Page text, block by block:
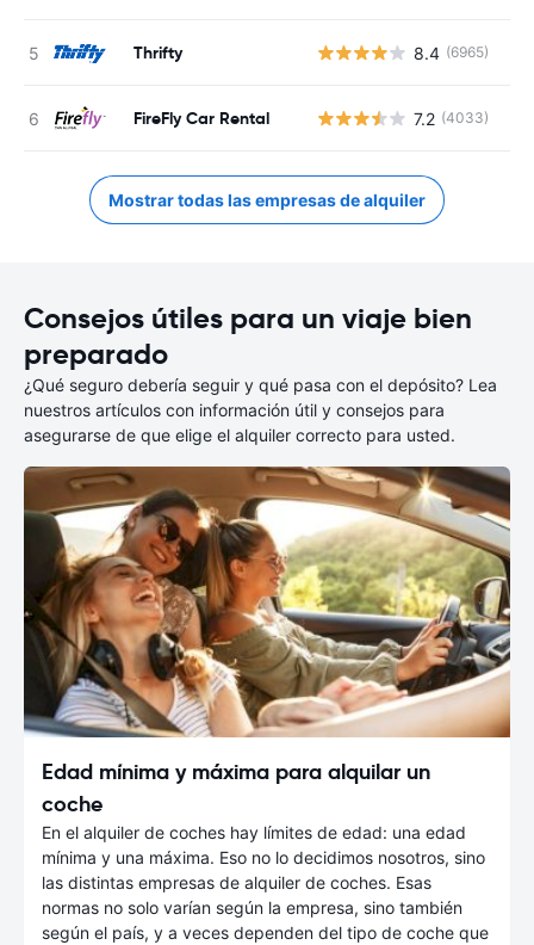
Thrifty 8.4 (6965)
FireFly Car Rental 7.2 (4033)
Mostrar todas las empresas de alquiler
Consejos útiles para un viaje bien
preparado
¿Qué seguro debería seguir y qué pasa con el depósito? Lea
nuestros artículos con información útil y consejos para
asegurarse de que elige el alquiler correcto para usted.
Edad mínima y máxima para alquilar un
coche
En el alquiler de coches hay límites de edad: una edad
mínima y una máxima. Eso no lo decidimos nosotros, sino
las distintas empresas de alquiler de coches. Esas
normas no solo varían según la empresa, sino también
según el país, y a veces dependen del tipo de coche que